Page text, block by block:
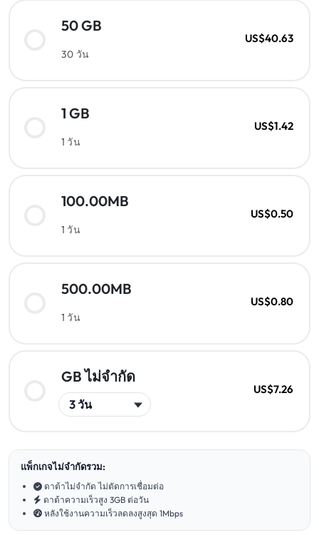
50 GB
30 วัน
US$40.63
1 GB
1 วัน
US$1.42
100.00MB
1 วัน
US$0.50
500.00MB
1 วัน
US$0.80
GB ไม่จำกัด
US$7.26
แพ็กเกจไม่จำกัดรวม:
ดาต้าไม่จำกัด ไม่ตัดการเชื่อมต่อ
ดาต้าความเร็วสูง 3GB ต่อวัน
หลังใช้งานความเร็วลดลงสูงสุด 1Mbps